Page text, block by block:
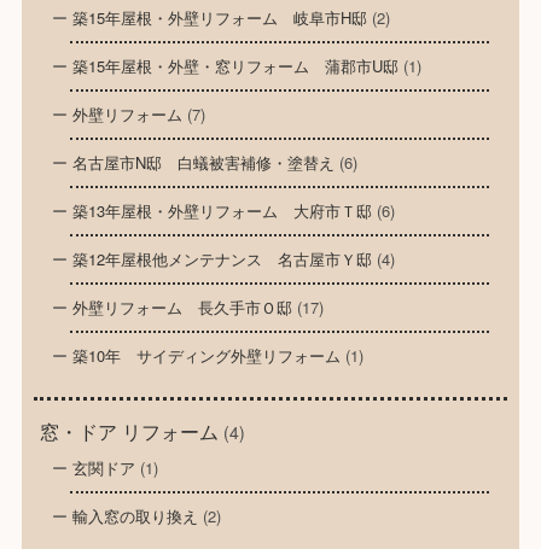
築15年屋根・外壁リフォーム 岐阜市H邸(2)
築15年屋根・外壁・窓リフォーム 蒲郡市U邸(1)
外壁リフォーム (7)
名古屋市N邸 白蟻被害補修・塗替え (6)
築13年屋根・外壁リフォーム 大府市Ｔ邸(6)
築12年屋根他メンテナンス 名古屋市Ｙ邸(4)
外壁リフォーム 長久手市Ｏ邸(17)
築10年 サイディング外壁リフォーム (1)
窓・ドア リフォーム (4)
玄関ドア (1)
輸入窓の取り換え (2)